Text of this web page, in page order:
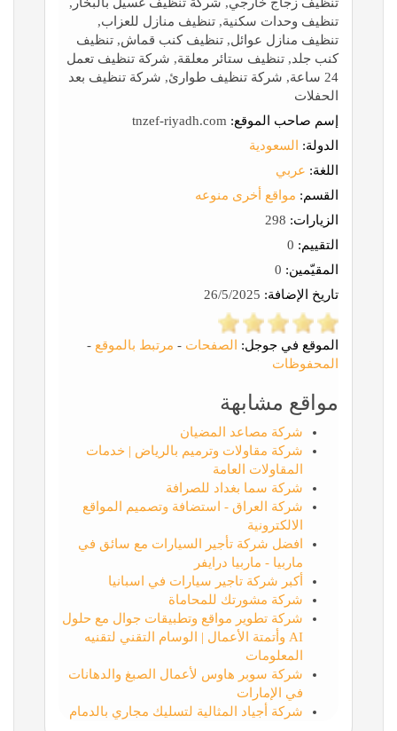
تنظيف وحدات سكنية, تنظيف منازل للعزاب,
تنظيف منازل عوائل, تنظيف كنب قماش, تنظيف
كنب جلد, تنظيف ستائر معلقة, شركة تنظيف تعمل
24 ساعة, شركة تنظيف طوارئ, شركة تنظيف بعد
الحفلات
إسم صاحب الموقع:
الدولة:
السعودية
اللغة: عربي
القسم: مواقع أخرى منوعه
الزيارات:
التقييم:
المقيّمين:
تاريخ الإضافة:
الموقع في جوجل: الصفحات - مرتبط بالموقع -
المحفوظات
مواقع مشابهة
شركة مصاعد المضيان
شركة مقاولات وترميم بالرياض | خدمات
المقاولات العامة
شركة سما بغداد للصرافة
شركة العراق - استضافة وتصميم المواقع
الالكترونية
افضل شركة تأجير السيارات مع سائق في
ماربيا - ماربيا درايفر
أكبر شركة تاجير سيارات في اسبانيا
شركة مشورتك للمحاماة
شركة تطوير مواقع وتطبيقات جوال مع حلول
AI وأتمتة الأعمال | الوسام التقني لتقنيه
المعلومات
شركة سوبر هاوس لأعمال الصبغ والدهانات
في الإمارات
شركة أجياد المثالية لتسليك مجاري بالدمام